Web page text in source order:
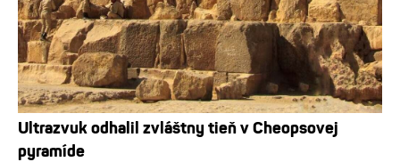
Ultrazvuk odhalil zvláštny tieň v Cheopsovej
pyramíde